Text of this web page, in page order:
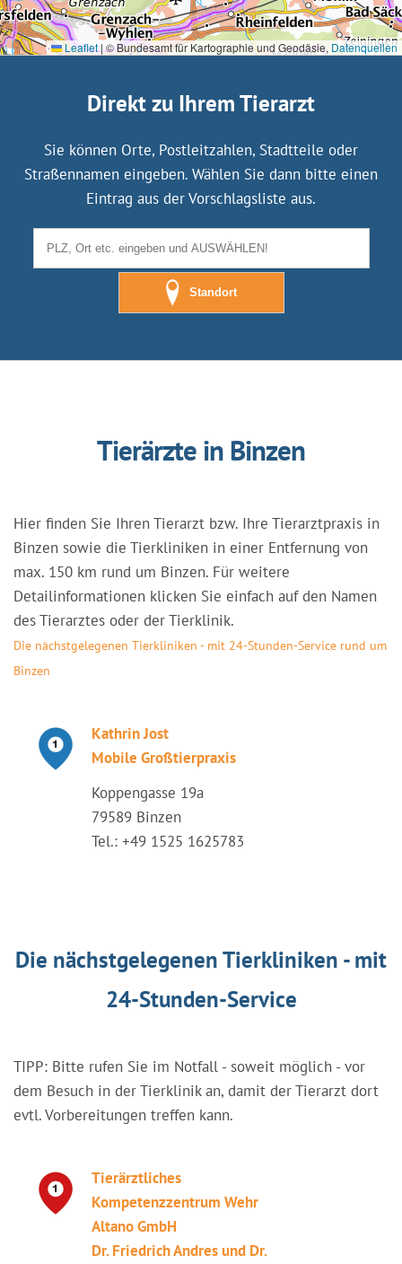
Leaflet|© Bundesamt für Kartographie und Geodäsie, Datenquellen
Direkt zu Ihrem Tierarzt
Sie können Orte, Postleitzahlen, Stadtteile oder
Straßennamen eingeben. Wählen Sie dann bitte einen
Eintrag aus der Vorschlagsliste aus.
Standort
Tierärzte in Binzen
Hier finden Sie Ihren Tierarzt bzw. Ihre Tierarztpraxis in
Binzen sowie die Tierkliniken in einer Entfernung von
max. 150 km rund um Binzen. Für weitere
Detailinformationen klicken Sie einfach auf den Namen
des Tierarztes oder der Tierklinik.
Die nächstgelegenen Tierkliniken - mit 24-Stunden-Service rund um
Binzen
Kathrin Jost
Mobile Großtierpraxis
Koppengasse 19a
79589 Binzen
Tel.: +49 1525 1625783
Die nächstgelegenen Tierkliniken - mit
24-Stunden-Service
TIPP: Bitte rufen Sie im Notfall - soweit möglich - vor
dem Besuch in der Tierklinik an, damit der Tierarzt dort
evtl. Vorbereitungen treffen kann.
Tierärztliches
Kompetenzzentrum Wehr
Altano GmbH
Dr. Friedrich Andres und Dr.